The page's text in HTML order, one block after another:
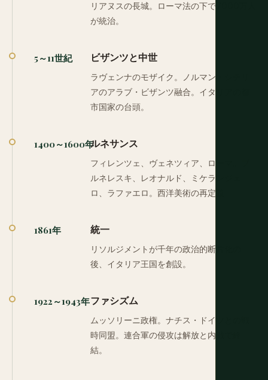
リアヌスの長城。ローマ法の下で7000万人
が統治。
5～11世紀 ビザンツと中世
ラヴェンナのモザイク。ノルマン・シチリ
アのアラブ・ビザンツ融合。イタリアの都
市国家の台頭。
1400～1600年ルネサンス
フィレンツェ、ヴェネツィア、ローマ。ブ
ルネレスキ、レオナルド、ミケランジェ
ロ、ラファエロ。西洋美術の再定義。
1861年 統一
リソルジメントが千年の政治的断片化の
後、イタリア王国を創設。
1922～1943年ファシズム
ムッソリーニ政権。ナチス・ドイツとの戦
時同盟。連合軍の侵攻は解放と内戦で終
結。